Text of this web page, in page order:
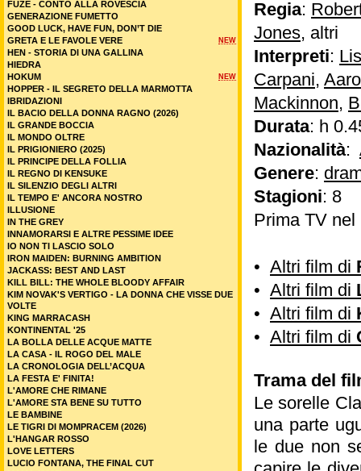
Regia:
Jones, altri
Interpreti:
Carpani,
Mackinnon,
Durata: h
Nazionalità:
Genere:
Stagioni: 8
Prima TV
• Altri film di
• Altri film di
• Altri film di
• Altri film di
Trama del
Le sorelle
una parte
le due non
FUZE - CONTO ALLA ROVESCIA
GENERAZIONE FUMETTO
GOOD LUCK, HAVE FUN, DON’T DIE
NEW
GRETA E LE FAVOLE VERE
HEN - STORIA DI UNA GALLINA
HIEDRA
NEW
HOKUM
HOPPER - IL SEGRETO DELLA MARMOTTA
IBRIDAZIONI
IL BACIO DELLA DONNA RAGNO (2026)
IL GRANDE BOCCIA
IL MONDO OLTRE
IL PRIGIONIERO (2025)
IL PRINCIPE DELLA FOLLIA
IL REGNO DI KENSUKE
IL SILENZIO DEGLI ALTRI
IL TEMPO E' ANCORA NOSTRO
ILLUSIONE
IN THE GREY
INNAMORARSI E ALTRE PESSIME IDEE
IO NON TI LASCIO SOLO
IRON MAIDEN: BURNING AMBITION
JACKASS: BEST AND LAST
KILL BILL: THE WHOLE BLOODY AFFAIR
KIM NOVAK'S VERTIGO - LA DONNA CHE VISSE DUE
VOLTE
KING MARRACASH
KONTINENTAL '25
LA BOLLA DELLE ACQUE MATTE
LA CASA - IL ROGO DEL MALE
LA CRONOLOGIA DELL’ACQUA
LA FESTA E' FINITA!
L'AMORE CHE RIMANE
L'AMORE STA BENE SU TUTTO
LE BAMBINE
LE TIGRI DI MOMPRACEM (2026)
L'HANGAR ROSSO
LOVE LETTERS
LUCIO FONTANA, THE FINAL CUT